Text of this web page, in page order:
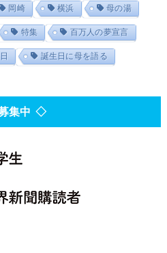
岡崎 横浜 母の湯
特集 百万人の夢宣言
誕生日に母を語る
集中 ◇